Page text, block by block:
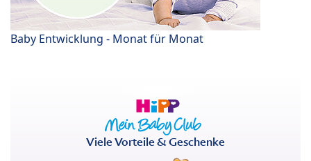
Baby Entwicklung - Monat für Monat
Viele Vorteile & Geschenke